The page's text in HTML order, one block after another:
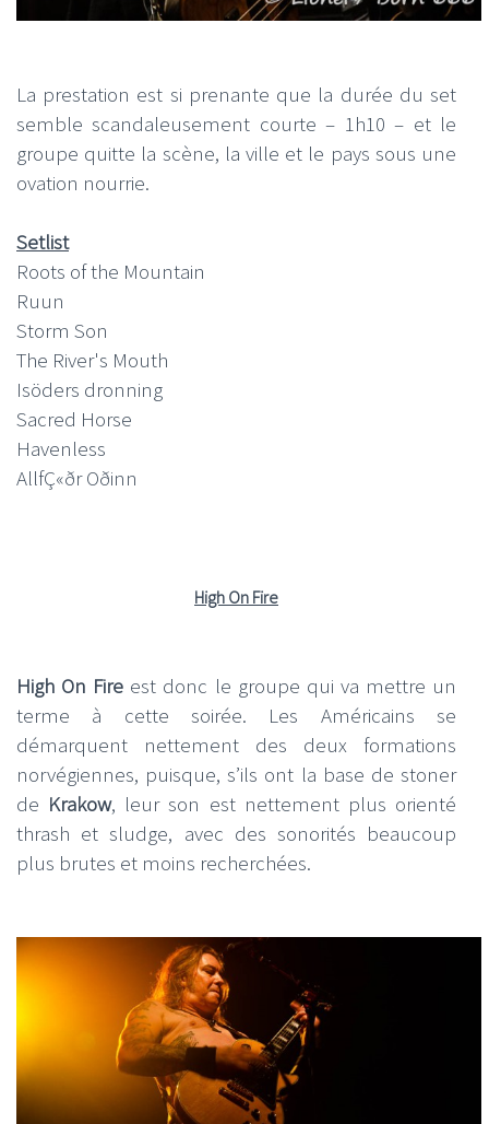
La prestation est si prenante que la durée du set
semble scandaleusement courte – 1h10 – et le
groupe quitte la scène, la ville et le pays sous une
ovation nourrie.
Setlist
Roots of the Mountain
Ruun
Storm Son
The River's Mouth
Isöders dronning
Sacred Horse
Havenless
AllfÇ«ðr Oðinn
High On Fire
High On Fire est donc le groupe qui va mettre un
terme à cette soirée. Les Américains se
démarquent nettement des deux formations
norvégiennes, puisque, s’ils ont la base de stoner
de Krakow, leur son est nettement plus orienté
thrash et sludge, avec des sonorités beaucoup
plus brutes et moins recherchées.